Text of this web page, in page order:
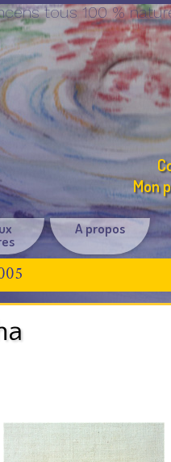
tous 100 %
A propos
Mon